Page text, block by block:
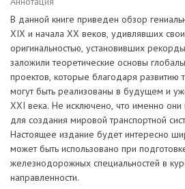
В данной книге приведен обзор
XIX и начала XX веков, удивлявших
оригинальностью, установивших
заложили теоретические основы
проектов, которые благодаря развитию
могут быть реализованы в будущем и
XXI века. Не исключено, что именно они
для создания мировой транспортной
Настоящее издание будет интересно
может быть использовано при
железнодорожных специальностей в
направленности.